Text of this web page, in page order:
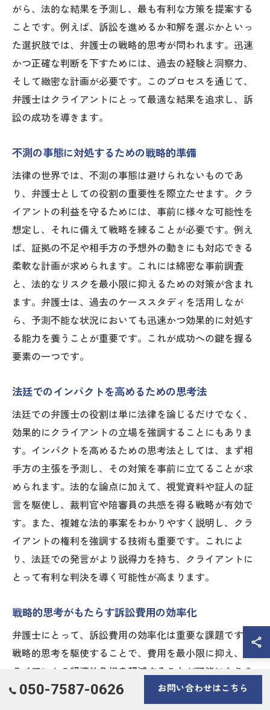
がら、法的な結果を予測し、最も有利な方策を提案する
ことです。例えば、訴訟を進めるか和解を選ぶかといっ
た選択肢では、弁護士の戦略的思考が問われます。迅速
かつ正確な判断を下すためには、過去の経験と洞察力、
そして緻密な計画が必要です。このプロセスを通じて、
弁護士はクライアントにとって最適な結果を追求し、訴
訟の成功を導きます。
不測の事態に対処するための戦略的準備
法律の世界では、不測の事態は避けられないものであ
り、弁護士としての役割の重要性を際立たせます。クラ
イアントの利益を守るためには、事前に様々な可能性を
想定し、それに備えて戦略を練ることが必要です。例え
ば、証拠の不足や相手方の予想外の動きにも対応できる
柔軟な計画が求められます。これには綿密な事前調査
と、法的なリスクを最小限に抑えるための対策が含まれ
ます。弁護士は、過去のケーススタディを活用しなが
ら、予測不能な状況においても迅速かつ効果的に対処す
る能力を養うことが重要です。これが成功への鍵を握る
要素の一つです。
法廷でのインパクトを高めるための思考法
法廷での弁護士の役割は単に法律を論じるだけでなく、
効果的にクライアントの立場を強調することにもありま
す。インパクトを高めるための思考法としては、まず相
手方の主張を予測し、その対策を事前に立てることが求
められます。法的な論点に加えて、視覚資料や証人の証
言を駆使し、裁判官や陪審員の共感を得る戦略が有効で
す。また、複雑な法的事案をわかりやすく説明し、クラ
イアントの権利を強調する技術も重要です。これによ
り、法廷での発言がより説得力を持ち、クライアントに
とって有利な判決を導く可能性が高まります。
戦略的思考がもたらす訴訟費用の効率化
弁護士にとって、訴訟費用の効率化は重要な課題です。
戦略的思考を駆使することで、費用を最小限に抑え、ク
ライアントの経済的負担を軽減することが可能になりま
す。まず、訴訟の各ステップを綿密に計画し、不必要な
手続きや時間の浪費を避けることが求められます。そし
050-7587-0626 お問い合わせはこちら